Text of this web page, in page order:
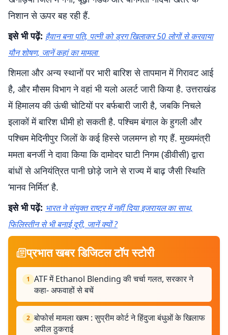
निशान से ऊपर बह रही हैं.
इसे भी पढ़ें: हैवान बना पति, पत्नी को ड्रग खिलाकर 50 लोगों से करवाया
यौन शोषण, जानें कहां का मामला
शिमला और अन्य स्थानों पर भारी बारिश से तापमान में गिरावट आई
है, और मौसम विभाग ने वहां भी यलो अलर्ट जारी किया है. उत्तराखंड
में हिमालय की ऊंची चोटियों पर बर्फबारी जारी है, जबकि निचले
इलाकों में बारिश धीमी हो सकती है. पश्चिम बंगाल के हुगली और
पश्चिम मेदिनीपुर जिलों के कई हिस्से जलमग्न हो गए हैं. मुख्यमंत्री
ममता बनर्जी ने दावा किया कि दामोदर घाटी निगम (डीवीसी) द्वारा
बांधों से अनियंत्रित पानी छोड़े जाने से राज्य में बाढ़ जैसी स्थिति
‘मानव निर्मित’ है.
इसे भी पढ़ें: भारत ने संयुक्त राष्ट्र में नहीं दिया इजरायल का साथ,
फिलिस्तीन से भी बनाई दूरी, जानें क्यों ?
प्रभात खबर डिजिटल टॉप स्टोरी
1 ATF में Ethanol Blending की चर्चा गलत, सरकार ने
कहा- अफवाहों से बचें
2 बोफोर्स मामला खत्म : सुप्रीम कोर्ट ने हिंदुजा बंधुओं के खिलाफ
अपील ठुकराई